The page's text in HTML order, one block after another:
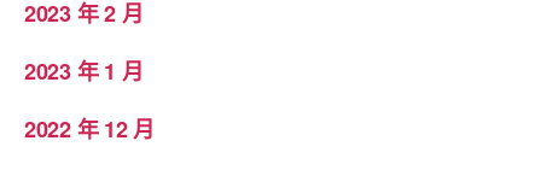
2023 年 2 月
2023 年 1 月
2022 年 12 月